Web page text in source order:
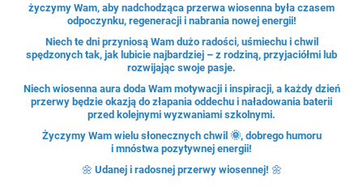
życzymy Wam, aby nadchodząca przerwa wiosenna była czasem
odpoczynku, regeneracji i nabrania nowej energii!
Niech te dni przyniosą Wam dużo radości, uśmiechu i chwil
spędzonych tak, jak lubicie najbardziej – z rodziną, przyjaciółmi lub
rozwijając swoje pasje.
Niech wiosenna aura doda Wam motywacji i inspiracji, a każdy dzień
przerwy będzie okazją do złapania oddechu i naładowania baterii
przed kolejnymi wyzwaniami szkolnymi.
Życzymy Wam wielu słonecznych chwil 🌞, dobrego humoru
i mnóstwa pozytywnej energii!
🌼 Udanej i radosnej przerwy wiosennej! 🌼